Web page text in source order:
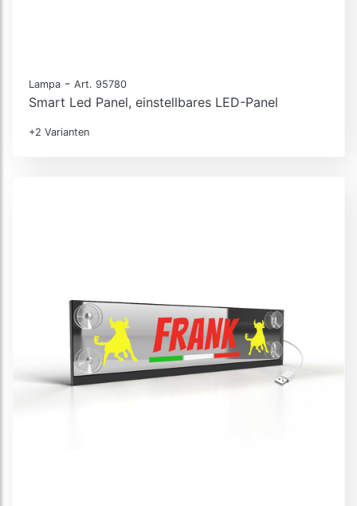
Lampa - Art. 95780
Smart Led Panel, einstellbares LED-Panel
+2 Varianten